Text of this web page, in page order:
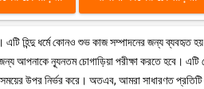
এটি হিন্দু ধর্মে কোনও শুভ কাজ সম্পাদনের জন্য
আপনাকে ন্যূনতম চোগাড়িয়া পরীক্ষা করতে হবে। এটি
উপর নির্ভর করে। অতএব, আমরা সাধারণত